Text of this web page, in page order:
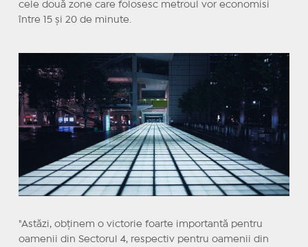
cele două zone care folosesc metroul vor economisi
între 15 şi 20 de minute.
"Astăzi, obţinem o victorie foarte importantă pentru
oamenii din Sectorul 4, respectiv pentru oamenii din